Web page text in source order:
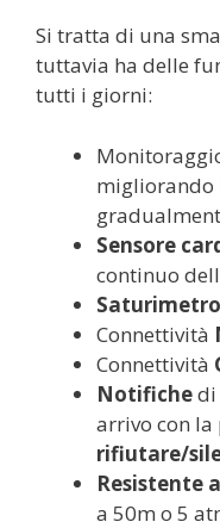
Si tratta di una
tuttavia ha delle
tutti i giorni:
migliorando
Sensore
continuo
Saturimetro
Connettività
Connettività
Notifichedi
arrivo con
rifiutare/
Resistente
a 50m o 5